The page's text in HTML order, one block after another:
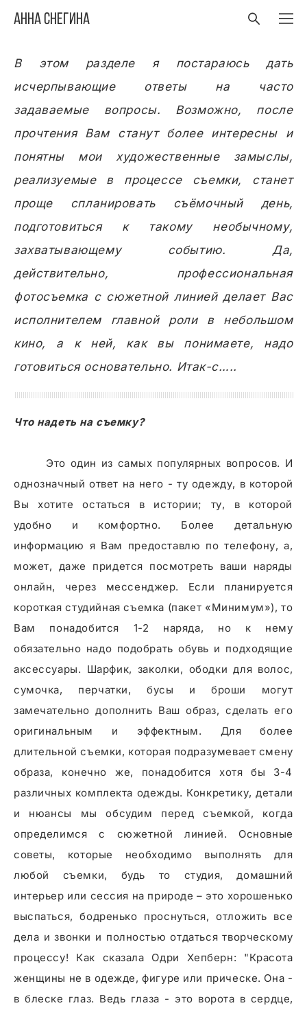
Анна Снегина
В этом разделе я постараюсь дать
исчерпывающие ответы на часто
задаваемые вопросы. Возможно, после
прочтения Вам станут более интересны и
понятны мои художественные замыслы,
реализуемые в процессе съемки, станет
проще спланировать съёмочный день,
подготовиться к такому необычному,
захватывающему событию. Да,
действительно, профессиональная
фотосъемка с сюжетной линией делает Вас
исполнителем главной роли в небольшом
кино, а к ней, как вы понимаете, надо
готовиться основательно. Итак-с…..
Что надеть на съемку?
Это один из самых популярных вопросов. И
однозначный ответ на него - ту одежду, в которой
Вы хотите остаться в истории; ту, в которой
удобно и комфортно. Более детальную
информацию я Вам предоставлю по телефону, а,
может, даже придется посмотреть ваши наряды
онлайн, через мессенджер. Если планируется
короткая студийная съемка (пакет «Минимум»), то
Вам понадобится 1-2 наряда, но к нему
обязательно надо подобрать обувь и подходящие
аксессуары. Шарфик, заколки, ободки для волос,
сумочка, перчатки, бусы и броши могут
замечательно дополнить Ваш образ, сделать его
оригинальным и эффектным. Для более
длительной съемки, которая подразумевает смену
образа, конечно же, понадобится хотя бы 3-4
различных комплекта одежды. Конкретику, детали
и нюансы мы обсудим перед съемкой, когда
определимся с сюжетной линией. Основные
советы, которые необходимо выполнять для
любой съемки, будь то студия, домашний
интерьер или сессия на природе – это хорошенько
выспаться, бодренько проснуться, отложить все
дела и звонки и полностью отдаться творческому
процессу! Как сказала Одри Хепберн: "Красота
женщины не в одежде, фигуре или прическе. Она -
в блеске глаз. Ведь глаза - это ворота в сердце,